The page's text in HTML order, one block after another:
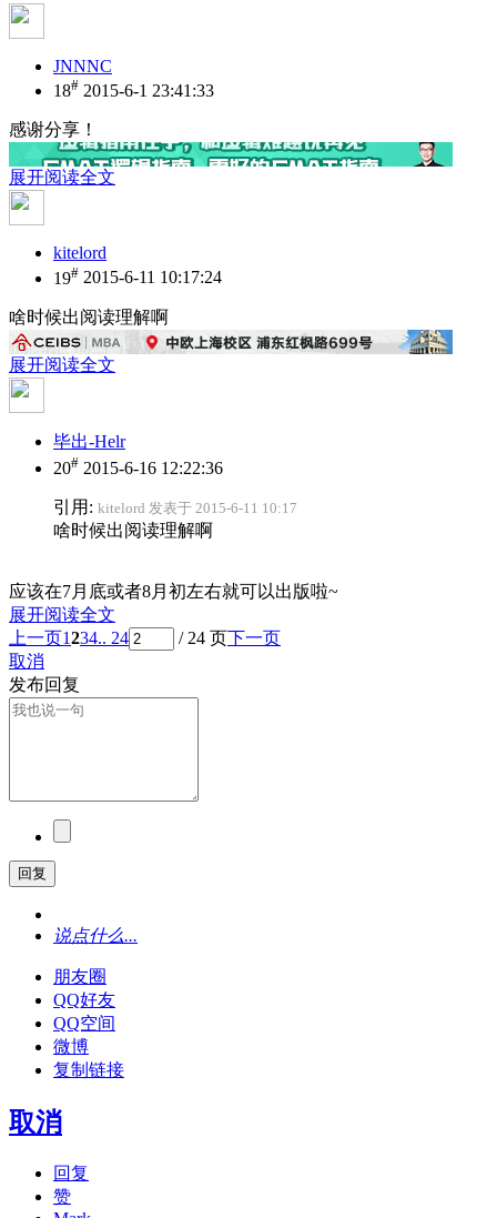
JNNNC
18# 2015-6-1 23:41:33
感谢分享！
展开阅读全文
kitelord
19# 2015-6-11 10:17:24
啥时候出阅读理解啊
展开阅读全文
毕出-Helr
20# 2015-6-16 12:22:36
引用: kitelord 发表于 2015-6-11 10:17
啥时候出阅读理解啊
应该在7月底或者8月初左右就可以出版啦~
展开阅读全文
上一页1234.. 24 / 24 页下一页
取消
发布回复
回复
说点什么...
朋友圈
QQ好友
QQ空间
微博
复制链接
取消
回复
赞